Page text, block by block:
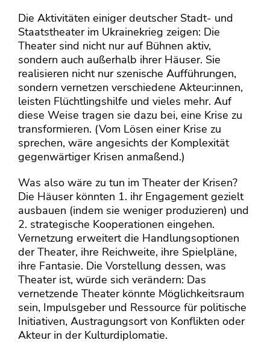
Die Aktivitäten einiger deutscher Stadt- und
Staatstheater im Ukrainekrieg zeigen: Die
Theater sind nicht nur auf Bühnen aktiv,
sondern auch außerhalb ihrer Häuser. Sie
realisieren nicht nur szenische Aufführungen,
sondern vernetzen verschiedene Akteur:innen,
leisten Flüchtlingshilfe und vieles mehr. Auf
diese Weise tragen sie dazu bei, eine Krise zu
transformieren. (Vom Lösen einer Krise zu
sprechen, wäre angesichts der Komplexität
gegenwärtiger Krisen anmaßend.)
Was also wäre zu tun im Theater der Krisen?
Die Häuser könnten 1. ihr Engagement gezielt
ausbauen (indem sie weniger produzieren) und
2. strategische Kooperationen eingehen.
Vernetzung erweitert die Handlungsoptionen
der Theater, ihre Reichweite, ihre Spielpläne,
ihre Fantasie. Die Vorstellung dessen, was
Theater ist, würde sich verändern: Das
vernetzende Theater könnte Möglichkeitsraum
sein, Impulsgeber und Ressource für politische
Initiativen, Austragungsort von Konflikten oder
Akteur in der Kulturdiplomatie.